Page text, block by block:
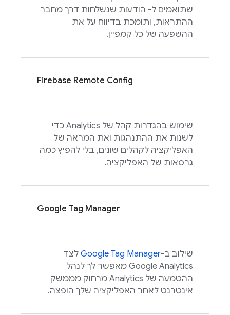
שתואמים ל- הודעות שנשלחות דרך מחבר
ההתראות, ותומכת בדיווח על את
ההשפעה של כל קמפיין.
Firebase Remote Config
שימוש בהגדרות קהל של Analytics כדי
לשנות את ההתנהגות ואת המראה של
האפליקציה לקהלים שונים, בלי להפיץ כמה
גרסאות של האפליקציה.
Google Tag Manager
שילוב ב-Google Tag Manager לצד
Google Analytics מאפשר לך לנהל
ההטמעה של Analytics מרחוק מממשק
אינטרנט לאחר האפליקציה שלך הופצה.